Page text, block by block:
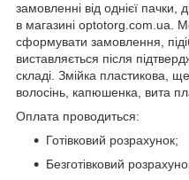
замовленні від однієї пачки,
в магазині optotorg.com.ua.
сформувати замовлення,
виставляється після
складі. Змійка пластикова,
волосінь, капюшенка, вита
Оплата проводиться:
Готівковий розрахунок;
Безготівковий